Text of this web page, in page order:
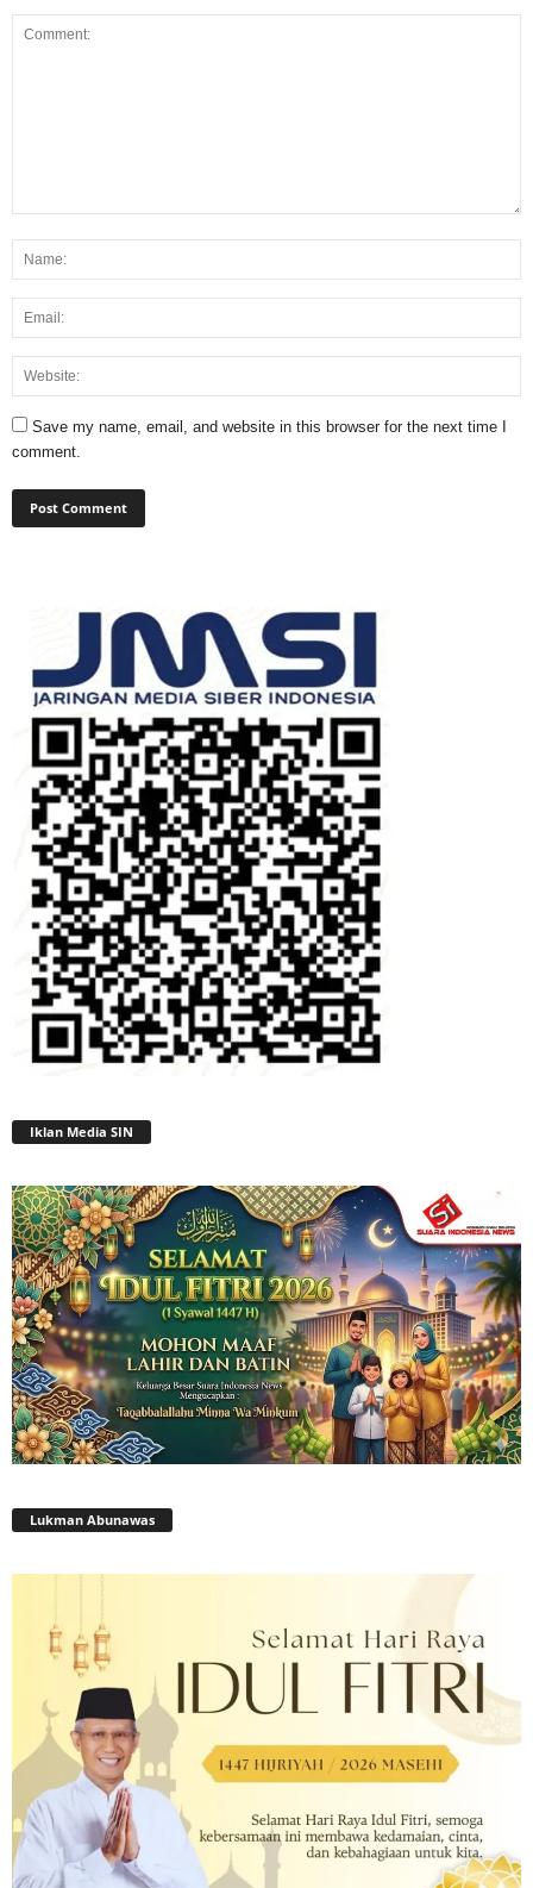
Save my name, email, and website in this browser for the next time I
comment.
Iklan Media SIN
Lukman Abunawas